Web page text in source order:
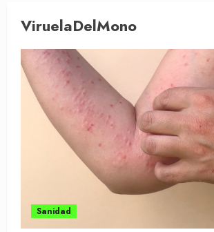
ViruelaDelMono
Sanidad